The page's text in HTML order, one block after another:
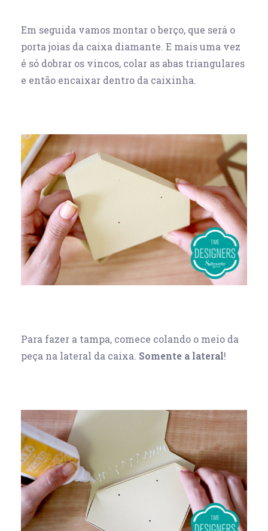
Em seguida vamos montar o berço, que será o
porta joias da caixa diamante. E mais uma vez
é só dobrar os vincos, colar as abas triangulares
e então encaixar dentro da caixinha.
Para fazer a tampa, comece colando o meio da
peça na lateral da caixa. Somente a lateral!